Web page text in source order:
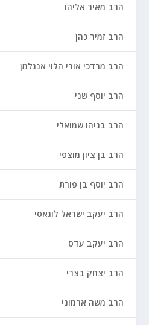
הרב מאיר אליהו
הרב זמיר כהן
הרב מרדכי אורי הלוי אנגלמן
הרב יוסף שני
הרב בניהו שמואלי
הרב בן ציון מוצפי
הרב יוסף בן פורת
הרב יעקב ישראל לוגאסי
הרב יעקב עדס
הרב יצחק בצרי
הרב משה ארמוני